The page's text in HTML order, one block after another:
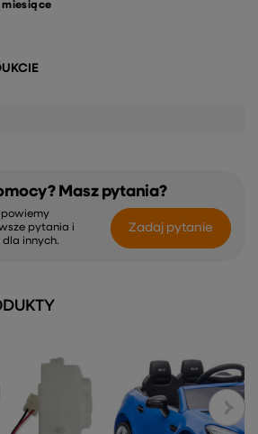
miesiące
Masz pytania?
pytania i
innych.
Zadaj pytanie